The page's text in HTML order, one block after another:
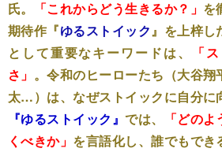
氏。
「これからどう生きるか？」 を
期待作『ゆるストイック』を上梓し
として重要なキーワードは、
「
さ」 。令和のヒーローたち（大谷
太…）は、なぜストイックに自分に
『ゆるストイック』では、
「どの
くべきか」 を言語化し、誰でもで